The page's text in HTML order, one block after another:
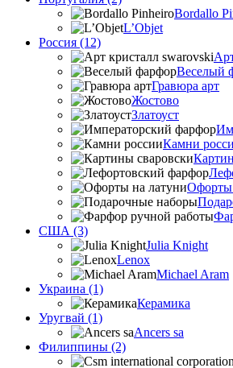
Bordallo
L’Objet
Россия (12)
Веселый
Гравюра арт
Жостово
Златоуст
Камни
Офорты
США (3)
Julia Knight
Lenox
Michael Aram
Украина (1)
Керамика
Уругвай (1)
Ancers sa
Филиппины (2)